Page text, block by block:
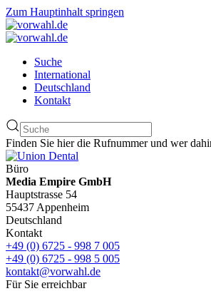
Zum Hauptinhalt springen
Suche
International
Deutschland
Kontakt
Finden Sie hier die Rufnummer und wer
Büro
Media Empire GmbH
Hauptstrasse 54
55437 Appenheim
Deutschland
Kontakt
+49 (0) 6725 - 998 7 005
+49 (0) 6725 - 998 5 005
kontakt@vorwahl.de
Für Sie erreichbar